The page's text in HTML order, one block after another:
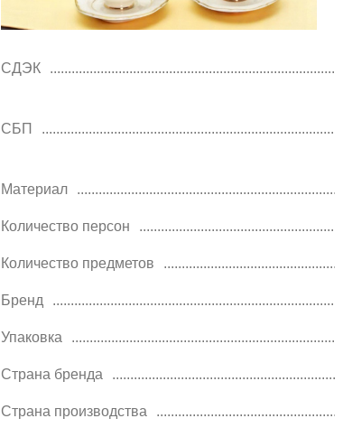
СДЭК
СБП
Материал
Количество персон
Количество предметов
Бренд
Упаковка
Страна бренда
Страна производства